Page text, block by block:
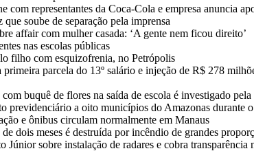
com representantes da Coca-Cola e empresa anuncia
soube de separação pela imprensa
affair com mulher casada: ‘A gente nem ficou direito’
nas escolas públicas
filho com esquizofrenia, no Petrópolis
parcela do 13º salário e injeção de R$ 278
buquê de flores na saída de escola é investigado
previdenciário a oito municípios do Amazonas durante o
e ônibus circulam normalmente em Manaus
dois meses é destruída por incêndio de grandes
Júnior sobre instalação de radares e cobra transparência